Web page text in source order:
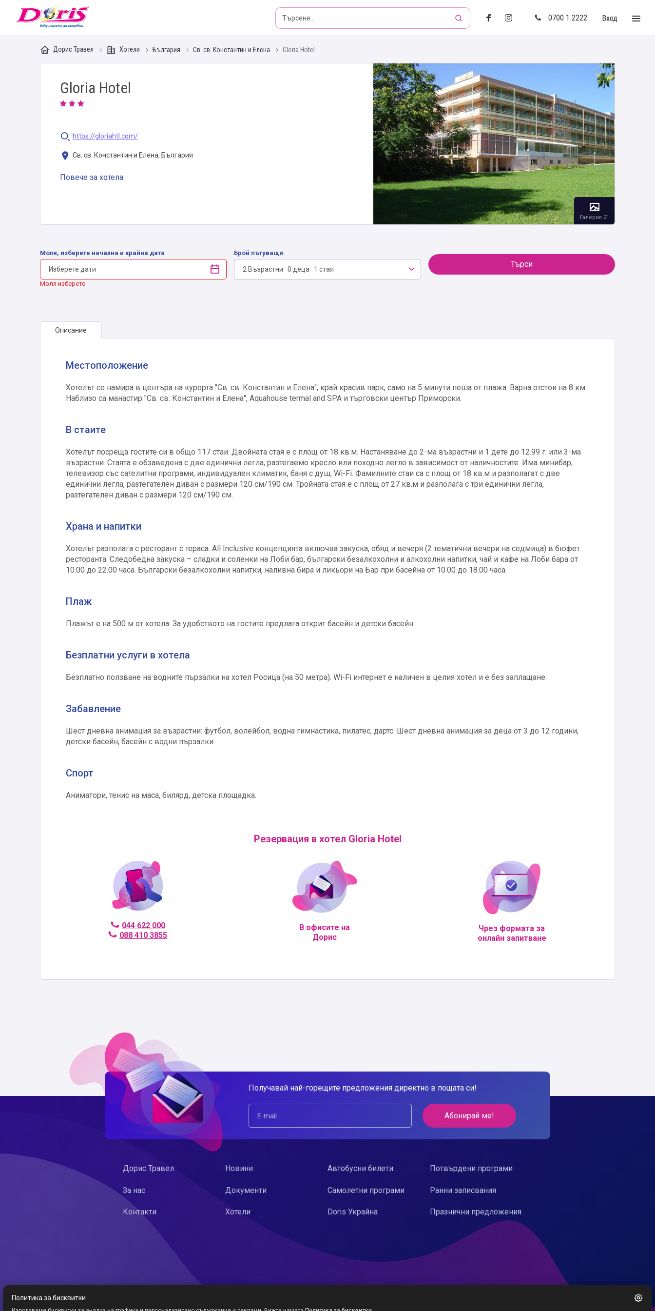
Doris - Изкушението да пътуваш
0700 1 2222
Вход
Дорис Травел Хотели България Св. св. Константин и Елена Gloria Hotel
Gloria Hotel
https://gloriahtl.com/
Св. св. Константин и Елена, България
Повече за хотела
Галерия 21
Моля, изберете начална и крайна дата
Моля изберете
Брой пътуващи
2 Възрастни · 0 деца · 1 стая
Търси
Описание
Местоположение
Хотелът се намира в центъра на курорта "Св. св. Константин и Елена", край красив парк, само на 5 минути пеша от плажа. Варна отстои на 8 км.
Наблизо са манастир "Св. св. Константин и Елена", Aquahouse termal and SРА и търговски център Приморски.
В стаите
Хотелът посреща гостите си в общо 117 стаи. Двойната стая е с площ от 18 кв.м. Настаняване до 2-ма възрастни и 1 дете до 12.99 г. или 3-ма
възрастни. Стаята е обзаведена с две единични легла, разтегаемо кресло или походно легло в зависимост от наличностите. Има минибар,
телевизор със сателитни програми, индивидуален климатик, баня с душ, Wi-Fi. Фамилните стаи са с площ от 18 кв.м и разполагат с две
единични легла, разтегателен диван с размери 120 см/190 см. Тройната стая е с площ от 27 кв.м и разполага с три единични легла,
разтегателен диван с размери 120 см/190 см.
Храна и напитки
Хотелът разполага с ресторант с тераса. All Inclusive концепцията включва закуска, обяд и вечеря (2 тематични вечери на седмица) в бюфет
ресторанта. Следобедна закуска – сладки и соленки на Лоби бар, български безалкохолни и алкохолни напитки, чай и кафе на Лоби бара от
10.00 до 22.00 часа. Български безалкохолни напитки, наливна бира и ликьори на Бар при басейна от 10.00 до 18.00 часа.
Плаж
Плажът е на 500 м от хотела. За удобството на гостите предлага открит басейн и детски басейн.
Безплатни услуги в хотела
Безплатно ползване на водните пързалки на хотел Росица (на 50 метра). Wi-Fi интернет е наличен в целия хотел и е без заплащане.
Забавление
Шест дневна анимация за възрастни: футбол, волейбол, водна гимнастика, пилатес, дартс. Шест дневна анимация за деца от 3 до 12 години,
детски басейн, басейн с водни пързалки.
Спорт
Аниматори, тенис на маса, билярд, детска площадка.
Резервация в хотел Gloria Hotel
044 622 000
088 410 3855
В офисите на
Дорис
Чрез формата за
онлайн запитване
Получавай най-горещите предложения директно в пощата си!
Абонирай ме!
Дорис Травел
За нас
Контакти
Новини
Документи
Хотели
Автобусни билети
Самолетни програми
Doris Украйна
Потвърдени програми
Ранни записвания
Празнични предложения
Политика за бисквитки